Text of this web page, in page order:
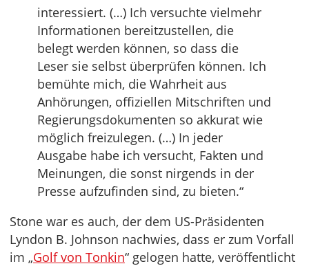
interessiert. (…) Ich versuchte vielmehr
Informationen bereitzustellen, die
belegt werden können, so dass die
Leser sie selbst überprüfen können. Ich
bemühte mich, die Wahrheit aus
Anhörungen, offiziellen Mitschriften und
Regierungsdokumenten so akkurat wie
möglich freizulegen. (…) In jeder
Ausgabe habe ich versucht, Fakten und
Meinungen, die sonst nirgends in der
Presse aufzufinden sind, zu bieten.“
Stone war es auch, der dem US-Präsidenten
Lyndon B. Johnson nachwies, dass er zum Vorfall
im „Golf von Tonkin“ gelogen hatte, veröffentlicht